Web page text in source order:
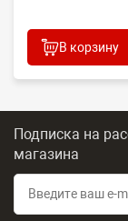
В корзину
Подписка на
магазина